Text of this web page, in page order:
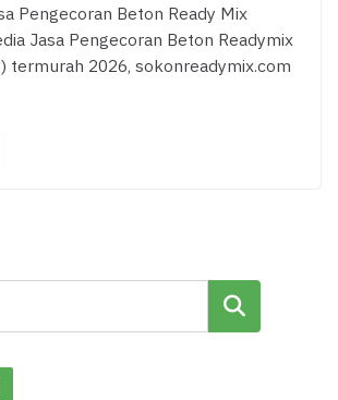
Pengecoran Beton Ready Mix
Jasa Pengecoran Beton Readymix
termurah 2026, sokonreadymix.com
Cari